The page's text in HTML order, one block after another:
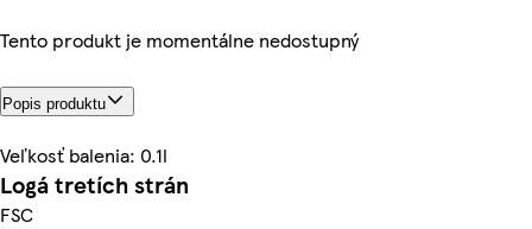
Tento produkt je momentálne nedostupný
Popis produktu
Veľkosť balenia: 0.1l
Logá tretích strán
FSC